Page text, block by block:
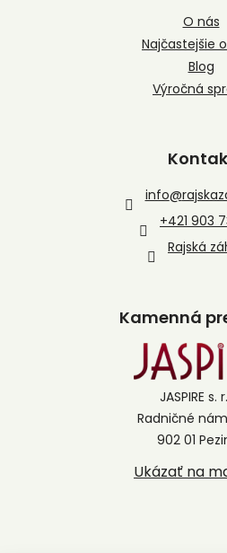
O nás
Najčastejšie
Blog
Výročná
info@
+421 903
Rajská
Kamenná
JASPIRE s.
Radničné
902 01
Ukázať na